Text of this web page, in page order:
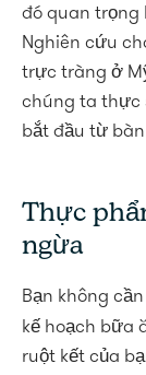
đó quan trọng
Nghiên cứu
trực tràng ở
chúng ta thực
bắt đầu từ
Thực
ngừa
Bạn không
kế hoạch bữa
ruột kết của